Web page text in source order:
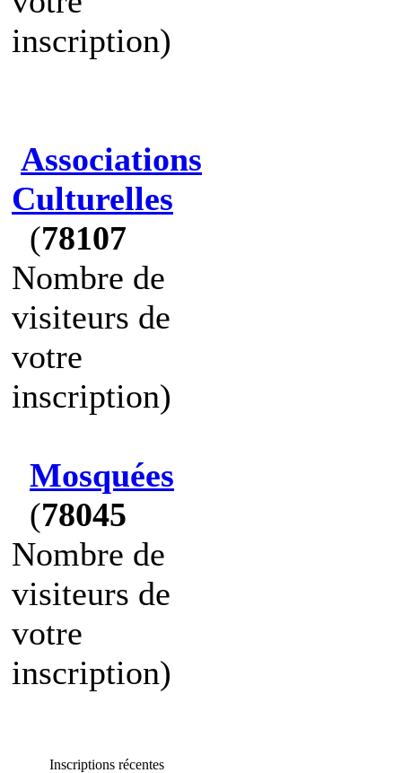
inscription)
Associations
Culturelles
(78107
Nombre de
visiteurs de
votre
inscription)
Mosquées
(78045
Nombre de
visiteurs de
votre
inscription)
Inscriptions récentes